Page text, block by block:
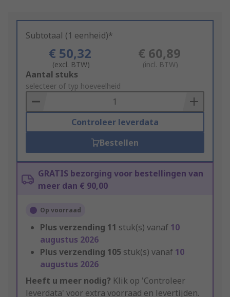
Subtotaal (1 eenheid)*
€ 50,32
(excl. BTW)
€ 60,89
(incl. BTW)
Add
to
Basket
Aantal stuks
selecteer of typ hoeveelheid
Controleer leverdata
Bestellen
GRATIS bezorging voor bestellingen van
meer dan € 90,00
Op voorraad
Plus verzending 11 stuk(s) vanaf 10
augustus 2026
Plus verzending 105 stuk(s) vanaf 10
augustus 2026
Heeft u meer nodig? Klik op 'Controleer
leverdata' voor extra voorraad en levertijden.